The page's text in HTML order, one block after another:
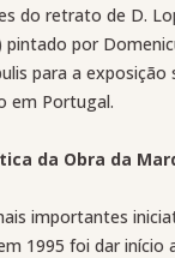
do retrato de D.
pintado por
para a exposição
em Portugal.
da Obra da
importantes
1995 foi dar início